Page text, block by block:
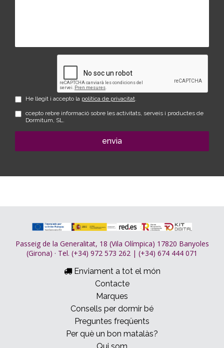
He llegit i accepto la política de privacitat.
ccepto rebre informació sobre les activitats, serveis i productes de
Dormitum, SL.
envia
Passeig de la Generalitat, 18 (Vila Olímpica) 17820 Banyoles
(Girona) · Tel. (+34) 972 573 262 | (+34) 674 444 071
Enviament a tot el món
Contacte
Marques
Consells per dormir bé
Preguntes freqüents
Per què un bon matalàs?